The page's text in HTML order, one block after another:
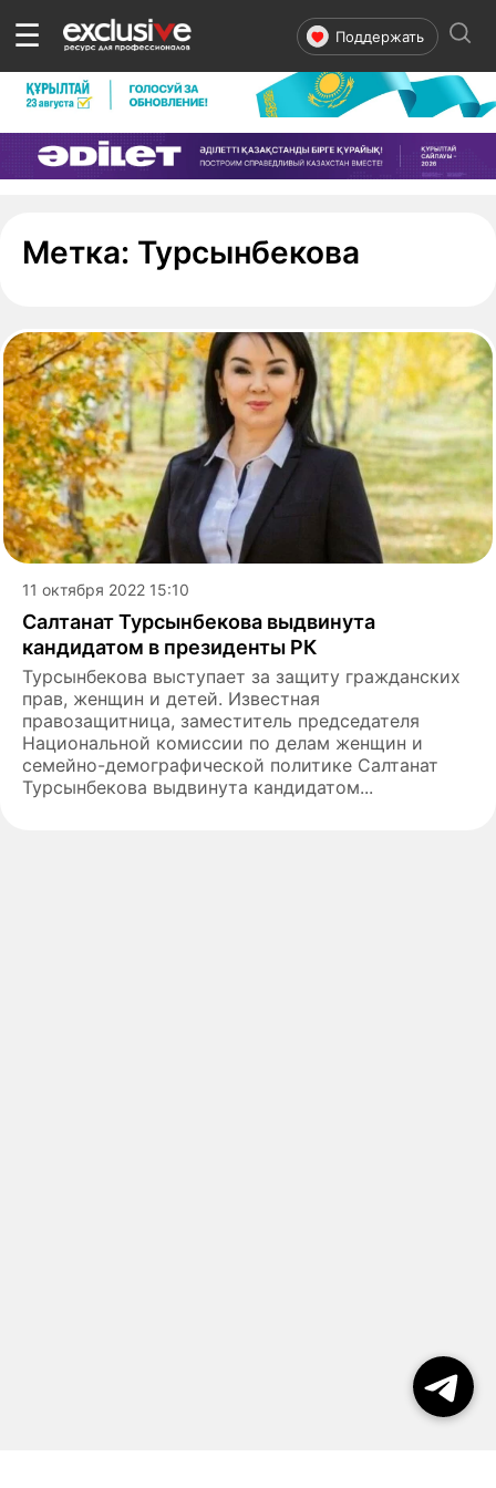
☰ Поддержать
Метка: Турсынбекова
11 октября 2022 15:10
Салтанат Турсынбекова выдвинута
кандидатом в президенты РК
Турсынбекова выступает за защиту гражданских
прав, женщин и детей. Известная
правозащитница, заместитель председателя
Национальной комиссии по делам женщин и
семейно-демографической политике Салтанат
Турсынбекова выдвинута кандидатом...